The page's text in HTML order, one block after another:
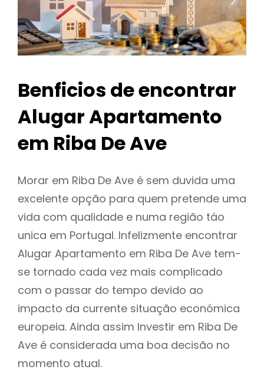
Benficios de encontrar
Alugar Apartamento
em Riba De Ave
Morar em Riba De Ave é sem duvida uma
excelente opção para quem pretende uma
vida com qualidade e numa região táo
unica em Portugal. Infelizmente encontrar
Alugar Apartamento em Riba De Ave tem-
se tornado cada vez mais complicado
com o passar do tempo devido ao
impacto da currente situação económica
europeia. Ainda assim Investir em Riba De
Ave é considerada uma boa decisão no
momento atual.